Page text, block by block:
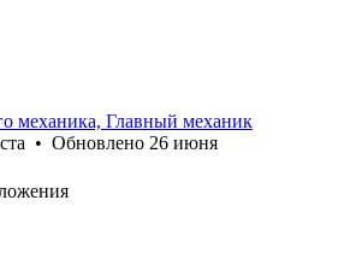
механика, Главный механик
• Обновлено 26 июня